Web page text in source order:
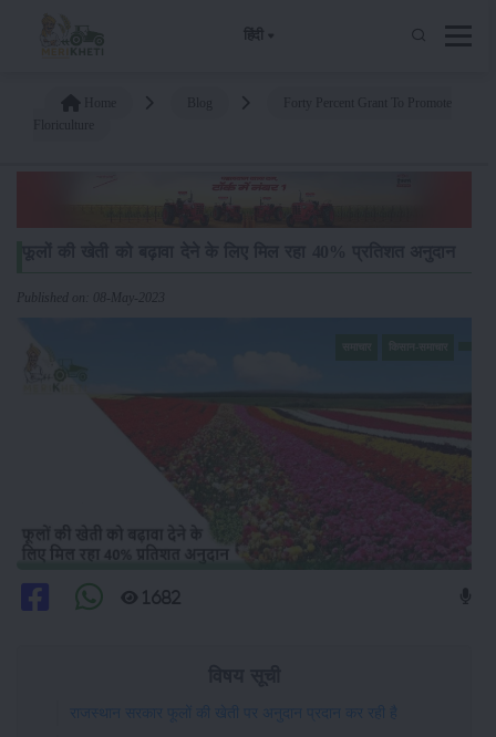
हिंदी
Published on: 08-May-2023
1682
राजस्थान सरकार फूलों की खेती पर अनुदान प्रदान कर रही है